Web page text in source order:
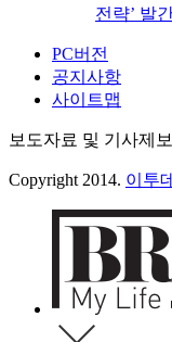
전략’ 발
PC버전
공지사항
사이트맵
보도자료 및 기사제보
Copyright 2014. 이투